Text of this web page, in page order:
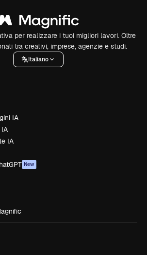
per realizzare i tuoi migliori lavori. Oltre
tra creativi, imprese, agenzie e studi.
Italiano
IA
IA
New